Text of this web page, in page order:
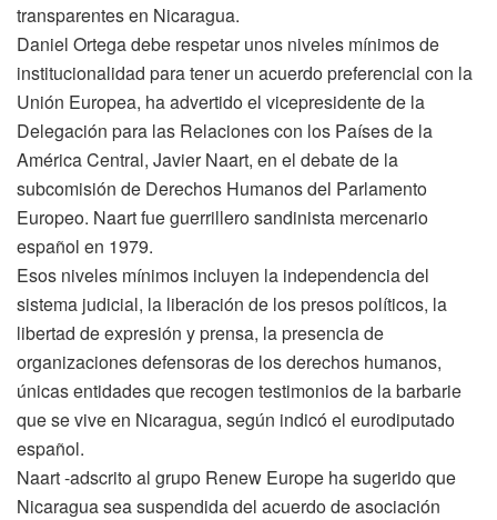
transparentes en Nicaragua.
Daniel Ortega debe respetar unos niveles mínimos de
institucionalidad para tener un acuerdo preferencial con la
Unión Europea, ha advertido el vicepresidente de la
Delegación para las Relaciones con los Países de la
América Central, Javier Naart, en el debate de la
subcomisión de Derechos Humanos del Parlamento
Europeo. Naart fue guerrillero sandinista mercenario
español en 1979.
Esos niveles mínimos incluyen la independencia del
sistema judicial, la liberación de los presos políticos, la
libertad de expresión y prensa, la presencia de
organizaciones defensoras de los derechos humanos,
únicas entidades que recogen testimonios de la barbarie
que se vive en Nicaragua, según indicó el eurodiputado
español.
Naart -adscrito al grupo Renew Europe ha sugerido que
Nicaragua sea suspendida del acuerdo de asociación